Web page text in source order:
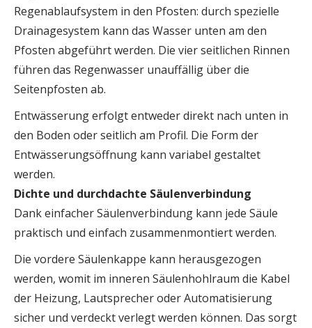
Regenablaufsystem in den Pfosten: durch spezielle
Drainagesystem kann das Wasser unten am den
Pfosten abgeführt werden. Die vier seitlichen Rinnen
führen das Regenwasser unauffällig über die
Seitenpfosten ab.
Entwässerung erfolgt entweder direkt nach unten in
den Boden oder seitlich am Profil. Die Form der
Entwässerungsöffnung kann variabel gestaltet
werden.
Dichte und durchdachte Säulenverbindung
Dank einfacher Säulenverbindung kann jede Säule
praktisch und einfach zusammenmontiert werden.
Die vordere Säulenkappe kann herausgezogen
werden, womit im inneren Säulenhohlraum die Kabel
der Heizung, Lautsprecher oder Automatisierung
sicher und verdeckt verlegt werden können. Das sorgt